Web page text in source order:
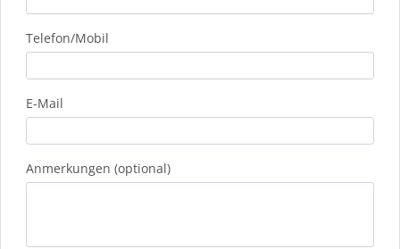
Telefon/Mobil
E-Mail
Anmerkungen (optional)